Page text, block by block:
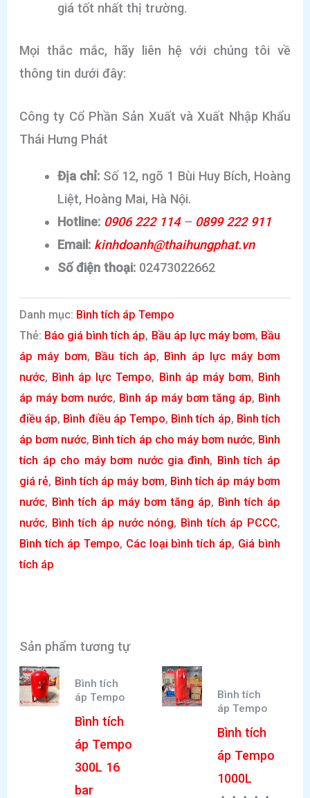
giá tốt nhất thị trường.
Mọi thắc mắc, hãy liên hệ với chúng tôi về
thông tin dưới đây:
Công ty Cổ Phần Sản Xuất và Xuất Nhập Khẩu
Thái Hưng Phát
Địa chỉ: Số 12, ngõ 1 Bùi Huy Bích, Hoàng
Liệt, Hoàng Mai, Hà Nội.
Hotline: 0906 222 114– 0899 222 911
Email: kinhdoanh@thaihungphat.vn
Số điện thoại: 02473022662
Danh mục: Bình tích áp Tempo
Thẻ: Báo giá bình tích áp, Bầu áp lực máy bơm, Bầu
áp máy bơm, Bầu tích áp, Bình áp lực máy bơm
nước, Bình áp lực Tempo, Bình áp máy bơm, Bình
áp máy bơm nước, Bình áp máy bơm tăng áp, Bình
điều áp, Bình điều áp Tempo, Bình tích áp, Bình tích
áp bơm nước, Bình tích áp cho máy bơm nước, Bình
tích áp cho máy bơm nước gia đình, Bình tích áp
giá rẻ, Bình tích áp máy bơm, Bình tích áp máy bơm
nước, Bình tích áp máy bơm tăng áp, Bình tích áp
nước, Bình tích áp nước nóng, Bình tích áp PCCC,
Bình tích áp Tempo, Các loại bình tích áp, Giá bình
tích áp
Sản phẩm tương tự
Bình tích
áp Tempo
Bình tích
áp Tempo
300L 16
bar
Bình tích
áp Tempo
Bình tích
áp Tempo
1000L